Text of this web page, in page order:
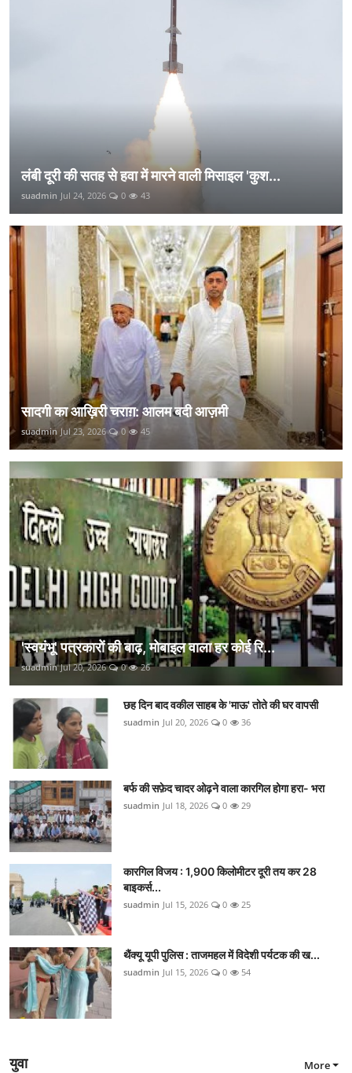
लंबी दूरी की सतह से हवा में मारने वाली मिसाइल 'कुश...
suadmin Jul 24, 2026 0 43
सादगी का आख़िरी चराग़: आलम बदी आज़मी
suadmin Jul 23, 2026 0 45
'स्वयंभू' पत्रकारों की बाढ़, मोबाइल वाला हर कोई रि...
suadmin Jul 20, 2026 0 26
छह दिन बाद वकील साहब के 'माऊ' तोते की घर वापसी
suadmin Jul 20, 2026 0 36
बर्फ की सफ़ेद चादर ओढ़ने वाला कारगिल होगा हरा- भरा
suadmin Jul 18, 2026 0 29
कारगिल विजय : 1,900 किलोमीटर दूरी तय कर 28
बाइकर्स...
suadmin Jul 15, 2026 0 25
थैंक्यू यूपी पुलिस : ताजमहल में विदेशी पर्यटक की ख...
suadmin Jul 15, 2026 0 54
युवा More